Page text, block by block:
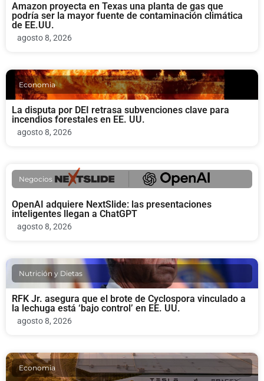
Amazon proyecta en Texas una planta de gas que
podría ser la mayor fuente de contaminación climática
de EE.UU.
agosto 8, 2026
Economia
La disputa por DEI retrasa subvenciones clave para
incendios forestales en EE. UU.
agosto 8, 2026
Negocios
OpenAI adquiere NextSlide: las presentaciones
inteligentes llegan a ChatGPT
agosto 8, 2026
Nutrición y Dietas
RFK Jr. asegura que el brote de Cyclospora vinculado a
la lechuga está ‘bajo control’ en EE. UU.
agosto 8, 2026
Economia